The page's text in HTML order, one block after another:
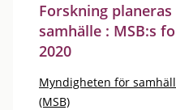
Forskning
samhälle : MSB:s
2020
Myndigheten för
(MSB)